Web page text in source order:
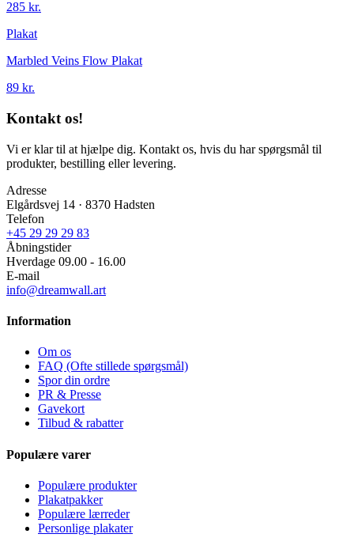
285 kr.
Plakat
Marbled Veins Flow Plakat
89 kr.
Kontakt os!
Vi er klar til at hjælpe dig. Kontakt os, hvis du har spørgsmål til
produkter, bestilling eller levering.
Adresse
Elgårdsvej 14 · 8370 Hadsten
Telefon
+45 29 29 29 83
Åbningstider
Hverdage 09.00 - 16.00
E-mail
info@dreamwall.art
Information
Om os
FAQ (Ofte stillede spørgsmål)
Spor din ordre
PR & Presse
Gavekort
Tilbud & rabatter
Populære varer
Populære produkter
Plakatpakker
Populære lærreder
Personlige plakater